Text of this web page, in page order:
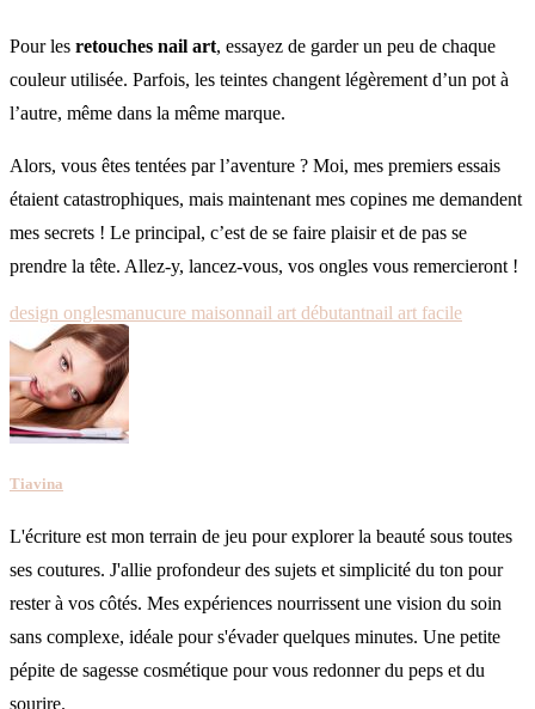
Pour les retouches nail art, essayez de garder un peu de chaque
couleur utilisée. Parfois, les teintes changent légèrement d’un pot à
l’autre, même dans la même marque.
Alors, vous êtes tentées par l’aventure ? Moi, mes premiers essais
étaient catastrophiques, mais maintenant mes copines me demandent
mes secrets ! Le principal, c’est de se faire plaisir et de pas se
prendre la tête. Allez-y, lancez-vous, vos ongles vous remercieront !
design onglesmanucure maisonnail art débutantnail art facile
Tiavina
L'écriture est mon terrain de jeu pour explorer la beauté sous toutes
ses coutures. J'allie profondeur des sujets et simplicité du ton pour
rester à vos côtés. Mes expériences nourrissent une vision du soin
sans complexe, idéale pour s'évader quelques minutes. Une petite
pépite de sagesse cosmétique pour vous redonner du peps et du
sourire.